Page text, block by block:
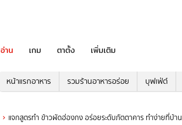
อ่าน เกม ตาตั้ง เพิ่มเติม
หน้าแรกอาหาร รวมร้านอาหารอร่อย บุฟเฟ่ต์
แจกสูตรทำ ข้าวผัดฮ่องกง อร่อยระดับภัตตาคาร ทำง่ายที่บ้าน